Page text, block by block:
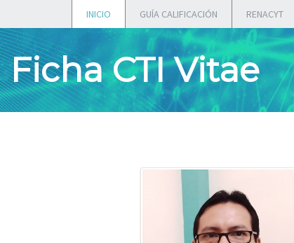
INICIO GUÍA CALIFICACIÓN RENACYT
Ficha CTI Vitae